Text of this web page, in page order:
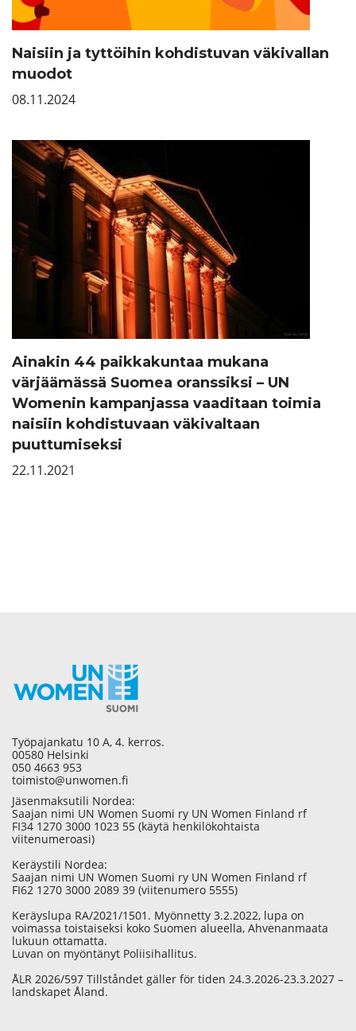
Naisiin ja tyttöihin kohdistuvan väkivallan
muodot
08.11.2024
Ainakin 44 paikkakuntaa mukana
värjäämässä Suomea oranssiksi – UN
Womenin kampanjassa vaaditaan toimia
naisiin kohdistuvaan väkivaltaan
puuttumiseksi
22.11.2021
Työpajankatu 10 A, 4. kerros.
00580 Helsinki
050 4663 953
toimisto@unwomen.fi
Jäsenmaksutili Nordea:
Saajan nimi UN Women Suomi ry UN Women Finland rf
FI34 1270 3000 1023 55 (käytä henkilökohtaista
viitenumeroasi)
Keräystili Nordea:
Saajan nimi UN Women Suomi ry UN Women Finland rf
FI62 1270 3000 2089 39 (viitenumero 5555)
Keräyslupa RA/2021/1501. Myönnetty 3.2.2022, lupa on
voimassa toistaiseksi koko Suomen alueella, Ahvenanmaata
lukuun ottamatta.
Luvan on myöntänyt Poliisihallitus.
ÅLR 2026/597 Tillståndet gäller för tiden 24.3.2026-23.3.2027 –
landskapet Åland.